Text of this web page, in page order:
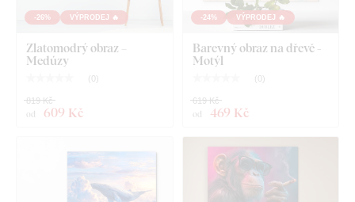
-26% VÝPRODEJ 🔥
Zlatomodrý obraz –
Medúzy
( 0)
od 609 Kč
819 Kč
-24% VÝPRODEJ 🔥
Barevný obraz na dřevě -
Motýl
( 0)
od 469 Kč
619 Kč